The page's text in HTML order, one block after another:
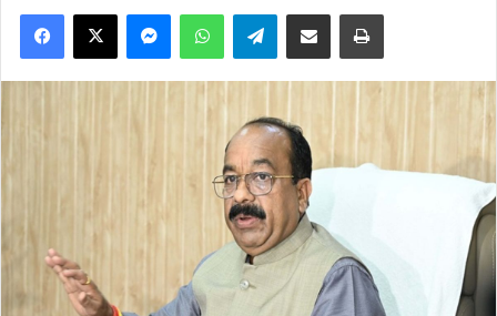
Facebook
X MessengerWhatsAppTelegramShare via Email Print